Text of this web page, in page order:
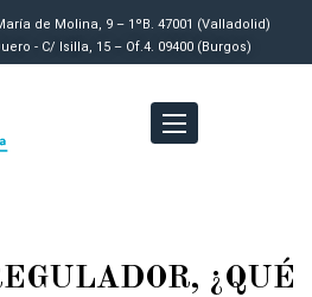
de Molina, 9 – 1ºB. 47001 (Valladolid)
- C/ Isilla, 15 – Of.4. 09400 (Burgos)
¿QUÉ